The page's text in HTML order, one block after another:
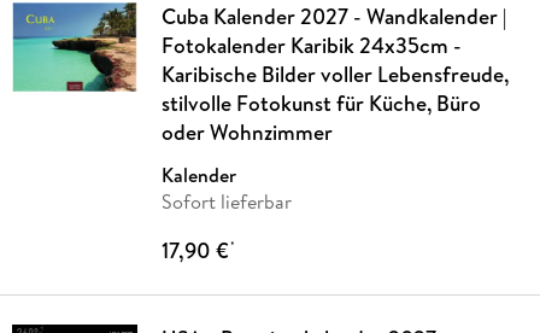
Cuba Kalender 2027 - Wandkalender |
Fotokalender Karibik 24x35cm -
Karibische Bilder voller Lebensfreude,
stilvolle Fotokunst für Küche, Büro
oder Wohnzimmer
Kalender
Sofort lieferbar
17,90 €*